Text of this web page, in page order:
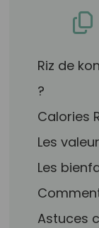
Riz de
?
Calories
Les
Les
Astuces